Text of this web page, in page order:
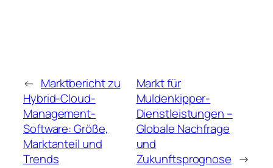
← Marktbericht zu
Hybrid-Cloud-
Management-
Software: Größe,
Marktanteil und
Trends
Markt für
Muldenkipper-
Dienstleistungen –
Globale Nachfrage
und
Zukunftsprognose →